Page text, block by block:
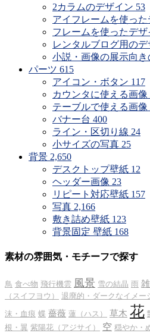
2カラムのデザイン 53
アイフレームを使った
フレームを使ったデザ
レンタルブログ用のデ
小説・画像の展示向き
パーツ 615
アイコン・ボタン 117
カウンタに使える画像
テーブルで使える画像
バナー台 400
ライン・区切り線 24
小サイズの写真 25
背景 2,650
デスクトップ壁紙 12
ヘッダー画像 23
リピート対応壁紙 157
写真 2,166
敷き詰め壁紙 123
背景固定 壁紙 168
素材の雰囲気・モチーフで探す
鳥 食べ物 飛行機雲 風景 雪の結晶 雨
（スイフヨウ）
退廃的・ダークなイメー
沫・血痕 蝶 薔薇 蓮（ハス） 草木 花
根・翼 紫陽花（アジサイ） 空 穏やか・